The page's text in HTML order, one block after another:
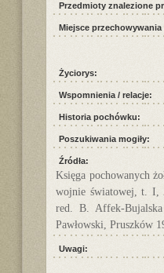
Przedmioty znalezione
Miejsce
Życiorys:
Wspomnienia / relacje:
Historia pochówku:
Poszukiwania mogiły:
Źródła:
Księga pochowanych
wojnie światowej, t. I,
red. B. Affek-
Pawłowski, Pruszków
Uwagi: